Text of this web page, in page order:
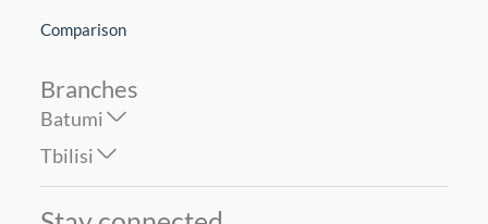
Comparison
Branches
Batumi
Tbilisi